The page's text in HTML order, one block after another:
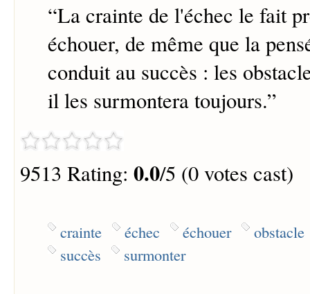
“La crainte de l'échec le fait
échouer, de même que la
conduit au succès : les
il les surmontera toujours.”
9513 Rating: 0.0/5 (0 votes cast)
crainte échec échouer
obstacle
succès
surmonter